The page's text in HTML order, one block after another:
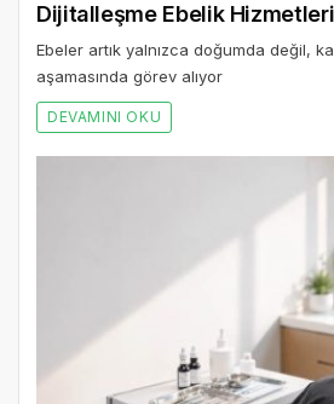
Dijitalleşme Ebelik
Ebeler artık yalnızca doğumda değil,
aşamasında görev alıyor
DEVAMINI OKU